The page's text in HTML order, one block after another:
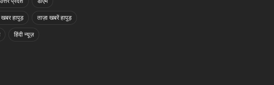
खबर हापुड़ ताज़ा खबरें हापुड़
हिंदी न्यूज़